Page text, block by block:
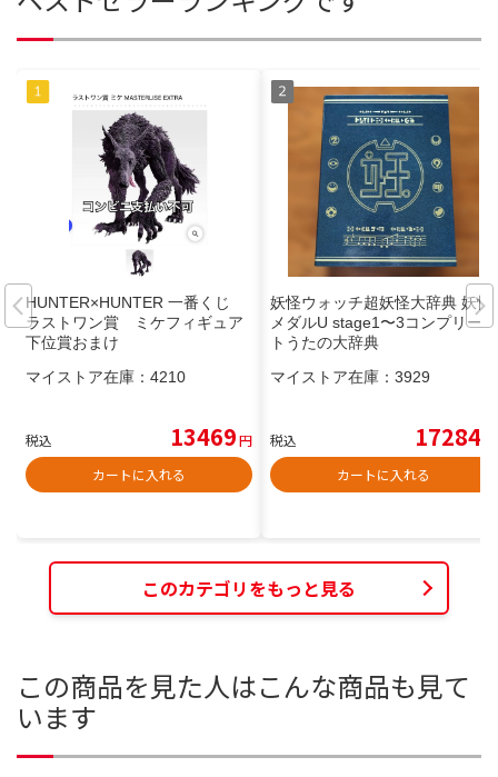
HUNTER×HUNTER 一番くじ
ラストワン賞 ミケフィギュア
下位賞おまけ
マイストア在庫： 4210
税込 13469円
カートに入れる
妖怪ウォッチ超妖怪大辞典 妖怪
メダルU stage1〜3コンプリー
トうたの大辞典
マイストア在庫： 3929
税込 17284
カートに入れる
このカテゴリをもっと見る
この商品を見た人はこんな商品も見て
います